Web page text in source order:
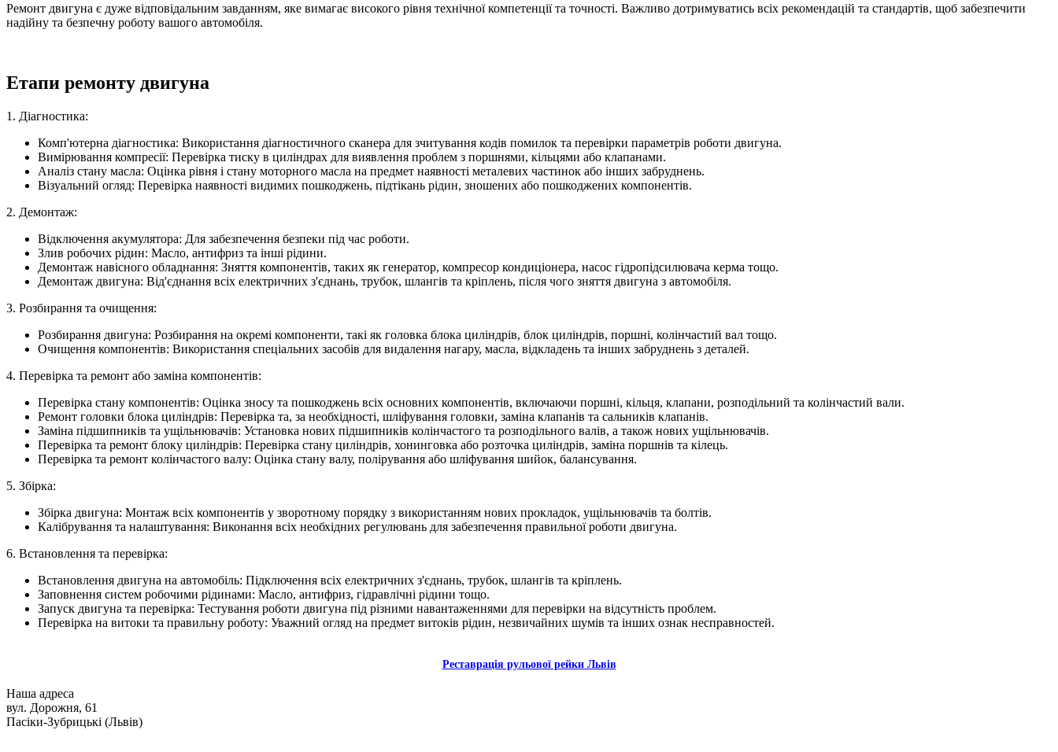
Ремонт двигуна є дуже відповідальним завданням, яке вимагає високого рівня технічної компетенції та точності. Важливо дотримуватись всіх рекомендацій та стандартів, щоб забезпечити
надійну та безпечну роботу вашого автомобіля.
Етапи ремонту двигуна
1. Діагностика:
Комп'ютерна діагностика: Використання діагностичного сканера для зчитування кодів помилок та перевірки параметрів роботи двигуна.
Вимірювання компресії: Перевірка тиску в циліндрах для виявлення проблем з поршнями, кільцями або клапанами.
Аналіз стану масла: Оцінка рівня і стану моторного масла на предмет наявності металевих частинок або інших забруднень.
Візуальний огляд: Перевірка наявності видимих пошкоджень, підтікань рідин, зношених або пошкоджених компонентів.
2. Демонтаж:
Відключення акумулятора: Для забезпечення безпеки під час роботи.
Злив робочих рідин: Масло, антифриз та інші рідини.
Демонтаж навісного обладнання: Зняття компонентів, таких як генератор, компресор кондиціонера, насос гідропідсилювача керма тощо.
Демонтаж двигуна: Від'єднання всіх електричних з'єднань, трубок, шлангів та кріплень, після чого зняття двигуна з автомобіля.
3. Розбирання та очищення:
Розбирання двигуна: Розбирання на окремі компоненти, такі як головка блока циліндрів, блок циліндрів, поршні, колінчастий вал тощо.
Очищення компонентів: Використання спеціальних засобів для видалення нагару, масла, відкладень та інших забруднень з деталей.
4. Перевірка та ремонт або заміна компонентів:
Перевірка стану компонентів: Оцінка зносу та пошкоджень всіх основних компонентів, включаючи поршні, кільця, клапани, розподільний та колінчастий вали.
Ремонт головки блока циліндрів: Перевірка та, за необхідності, шліфування головки, заміна клапанів та сальників клапанів.
Заміна підшипників та ущільнювачів: Установка нових підшипників колінчастого та розподільного валів, а також нових ущільнювачів.
Перевірка та ремонт блоку циліндрів: Перевірка стану циліндрів, хонинговка або розточка циліндрів, заміна поршнів та кілець.
Перевірка та ремонт колінчастого валу: Оцінка стану валу, полірування або шліфування шийок, балансування.
5. Збірка:
Збірка двигуна: Монтаж всіх компонентів у зворотному порядку з використанням нових прокладок, ущільнювачів та болтів.
Калібрування та налаштування: Виконання всіх необхідних регулювань для забезпечення правильної роботи двигуна.
6. Встановлення та перевірка:
Встановлення двигуна на автомобіль: Підключення всіх електричних з'єднань, трубок, шлангів та кріплень.
Заповнення систем робочими рідинами: Масло, антифриз, гідравлічні рідини тощо.
Запуск двигуна та перевірка: Тестування роботи двигуна під різними навантаженнями для перевірки на відсутність проблем.
Перевірка на витоки та правильну роботу: Уважний огляд на предмет витоків рідин, незвичайних шумів та інших ознак несправностей.
Реставрація рульової рейки Львів
Наша адреса
вул. Дорожня, 61
Пасіки-Зубрицькі (Львів)